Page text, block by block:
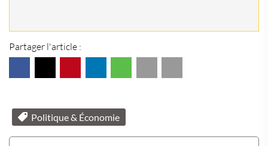
Partager l'article :
Politique & Économie